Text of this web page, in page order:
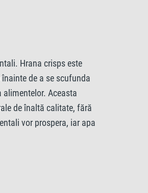
Acid citric
Hrana crisps este
de a se scufunda
Aceasta
de înaltă calitate, fără
vor prospera, iar apa